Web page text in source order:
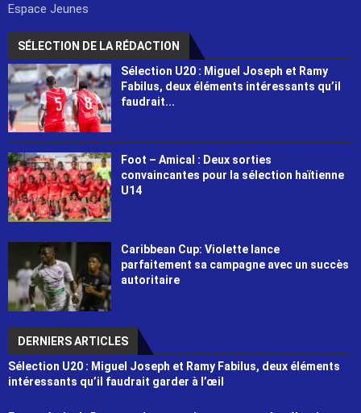
Espace Jeunes
SÉLECTION DE LA RÉDACTION
Sélection U20 : Miguel Joseph et Ramy
Fabilus, deux éléments intéressants qu’il
faudrait...
Foot – Amical : Deux sorties
convaincantes pour la sélection haïtienne
U14
Caribbean Cup: Violette lance
parfaitement sa campagne avec un succès
autoritaire
DERNIERS ARTICLES
Sélection U20 : Miguel Joseph et Ramy Fabilus, deux éléments
intéressants qu’il faudrait garder à l’œil